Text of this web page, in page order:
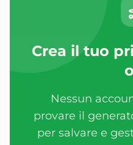
Crea il tuo
Nessun
provare il
per salvare e